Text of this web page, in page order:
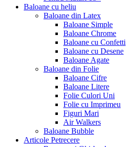
Baloane cu heliu
Baloane din Latex
Baloane Simple
Baloane Chrome
Baloane cu Confetti
Baloane cu Desene
Baloane Agate
Baloane din Folie
Baloane Cifre
Baloane Litere
Folie Culori Uni
Folie cu Imprimeu
Figuri Mari
Air Walkers
Baloane Bubble
Articole Petrecere